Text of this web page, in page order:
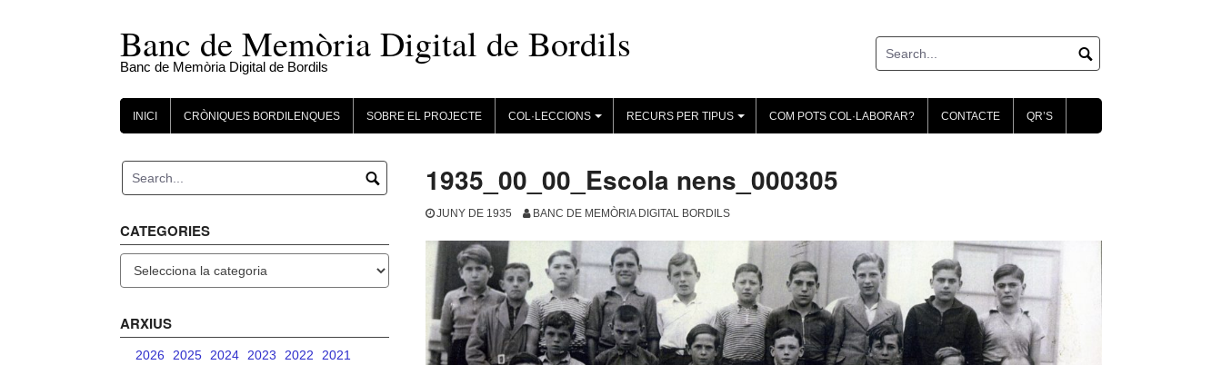
Banc de Memòria Digital de Bordils
Banc de Memòria Digital de Bordils
INICI CRÒNIQUES BORDILENQUES SOBRE EL PROJECTE
+
COL·LECCIONS
+
RECURS PER TIPUS COM POTS COL·LABORAR? CONTACTE QR’S
1935_00_00_Escola nens_000305
JUNY DE 1935 BANC DE MEMÒRIA DIGITAL BORDILS
CATEGORIES
ARXIUS
2026 2025 2024 2023 2022
2021